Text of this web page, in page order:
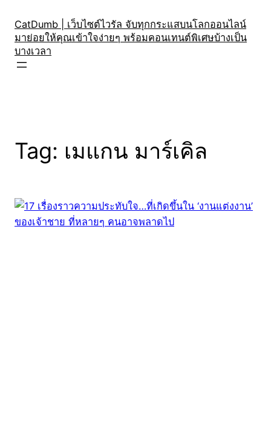
content
CatDumb | เว็บไซต์ไวรัล จับทุกกระแสบนโลกออนไลน์
มาย่อยให้คุณเข้าใจง่ายๆ พร้อมคอนเทนต์พิเศษบ้างเป็น
บางเวลา
Tag: เมแกน มาร์เคิล